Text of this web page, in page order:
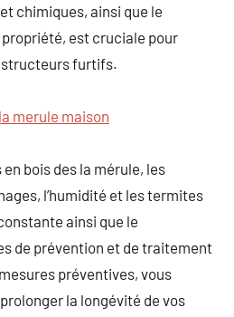
chimiques, ainsi que le
est cruciale pour
furtifs.
la merule maison
bois des la mérule, les
l’humidité et les termites
ainsi que le
de prévention et de traitement
préventives, vous
la longévité de vos